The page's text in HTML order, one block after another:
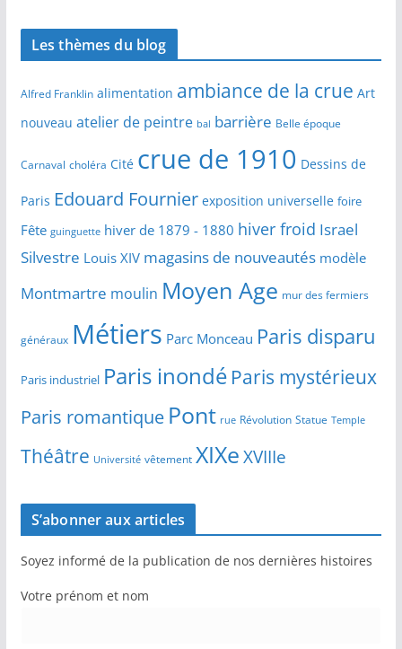
Les thèmes du blog
Alfred Franklin alimentation ambiance de la crue Art
nouveau atelier de peintre bal barrière Belle époque
Carnaval choléra Cité crue de 1910 Dessins de
Paris Edouard Fournier exposition universelle foire
Fête guinguette hiver de 1879 - 1880 hiver froid Israel
Silvestre Louis XIV magasins de nouveautés modèle
Montmartre moulin Moyen Age mur des fermiers
généraux Métiers Parc Monceau Paris disparu
Paris industriel Paris inondé Paris mystérieux
Paris romantique Pont rue Révolution Statue Temple
Théâtre Université vêtement XIXeXVIIIe
S’abonner aux articles
Soyez informé de la publication de nos dernières histoires
Votre prénom et nom